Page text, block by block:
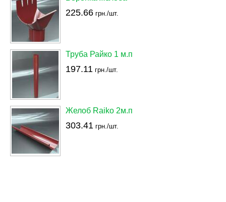
225.66 грн./шт.
Труба Райко 1 м.п
197.11 грн./шт.
Желоб Raiko 2м.п
303.41 грн./шт.